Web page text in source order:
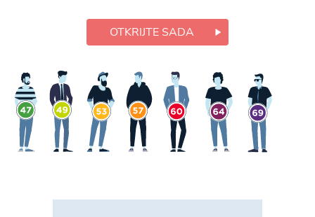
OTKRIJTE SADA